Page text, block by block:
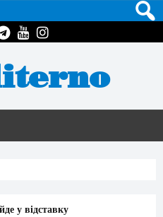
у відставку